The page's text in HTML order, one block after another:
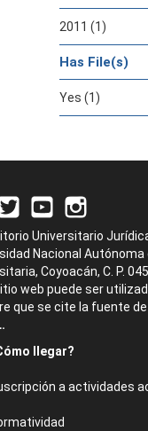
2011 (1)
Has File(s)
Yes (1)
Universitario
Nacional Autónoma
Coyoacán, C. P.
web puede ser
que se cite la fuente
llegar?
a actividades